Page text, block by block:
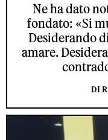
Ne ha dato
fondato: «Si
Desiderando
amare.
DI